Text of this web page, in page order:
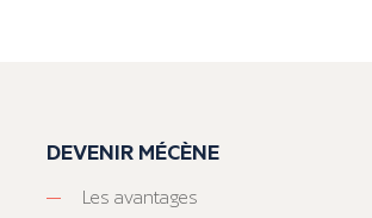
DEVENIR MÉCÈNE
Les avantages